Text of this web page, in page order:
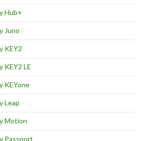
Hub+
Juno
KEY2
KEY2 LE
KEYone
Leap
Motion
Passport